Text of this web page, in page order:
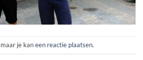
je kaneen reactie plaatsen.